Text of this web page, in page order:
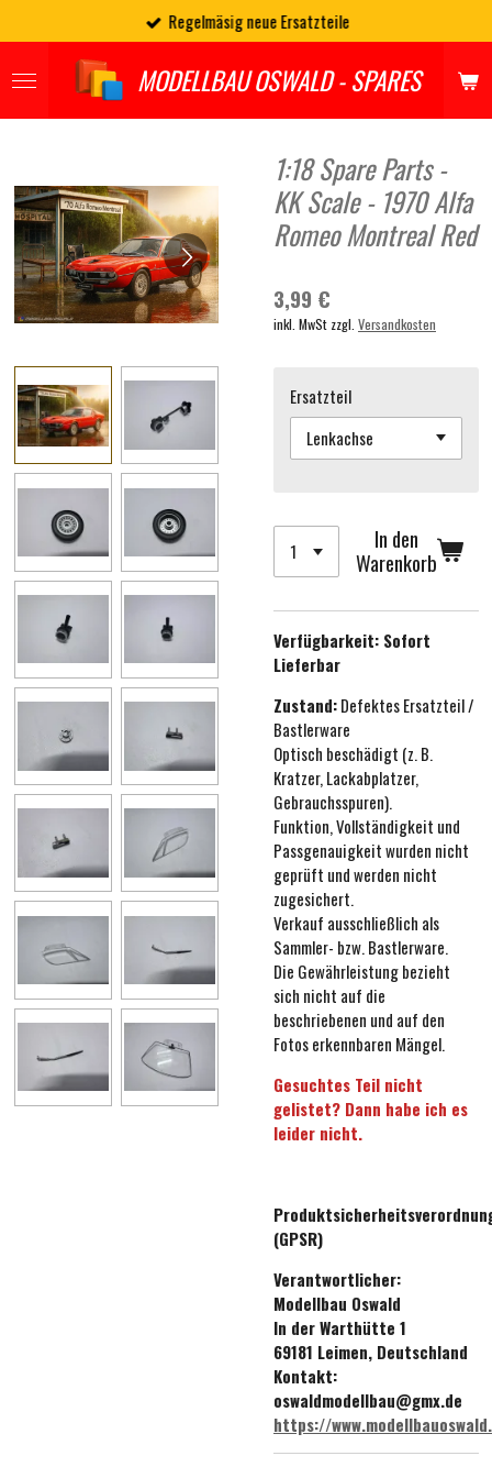
Hauptinhalt
springen
MODELLBAU OSWALD - SPARES
Regelmäsig neue Ersatzteile
1:18 Spare Parts -
KK Scale - 1970 Alfa
Romeo Montreal Red
3,99 €
inkl. MwSt zzgl. Versandkosten
Ersatzteil
In den
Warenkorb
Verfügbarkeit: Sofort
Lieferbar
Zustand:Defektes Ersatzteil /
Bastlerware
Optisch beschädigt (z. B.
Kratzer, Lackabplatzer,
Gebrauchsspuren).
Funktion, Vollständigkeit und
Passgenauigkeit wurden nicht
geprüft und werden nicht
zugesichert.
Verkauf ausschließlich als
Sammler- bzw. Bastlerware.
Die Gewährleistung bezieht
sich nicht auf die
beschriebenen und auf den
Fotos erkennbaren Mängel.
Gesuchtes Teil nicht
gelistet? Dann habe ich es
leider nicht.
(GPSR)
Verantwortlicher:
Modellbau Oswald
In der Warthütte 1
69181 Leimen, Deutschland
Kontakt:
oswaldmodellbau@gmx.de
https://